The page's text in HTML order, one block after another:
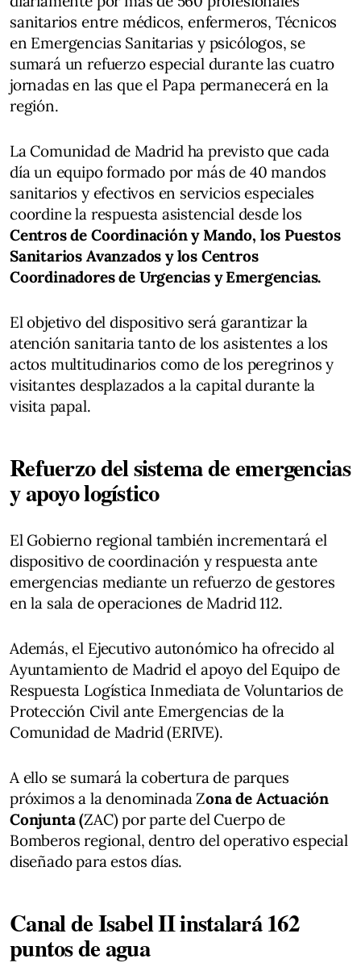
sanitarios entre médicos, enfermeros, Técnicos
en Emergencias Sanitarias y psicólogos, se
sumará un refuerzo especial durante las cuatro
jornadas en las que el Papa permanecerá en la
región.
La Comunidad de Madrid ha previsto que cada
día un equipo formado por más de 40 mandos
sanitarios y efectivos en servicios especiales
coordine la respuesta asistencial desde los
Centros de Coordinación y Mando, los Puestos
Sanitarios Avanzados y los Centros
Coordinadores de Urgencias y Emergencias.
El objetivo del dispositivo será garantizar la
atención sanitaria tanto de los asistentes a los
actos multitudinarios como de los peregrinos y
visitantes desplazados a la capital durante la
visita papal.
Refuerzo del sistema de emergencias
y apoyo logístico
El Gobierno regional también incrementará el
dispositivo de coordinación y respuesta ante
emergencias mediante un refuerzo de gestores
en la sala de operaciones de Madrid 112.
Además, el Ejecutivo autonómico ha ofrecido al
Ayuntamiento de Madrid el apoyo del Equipo de
Respuesta Logística Inmediata de Voluntarios de
Protección Civil ante Emergencias de la
Comunidad de Madrid (ERIVE).
A ello se sumará la cobertura de parques
próximos a la denominada Zona de Actuación
Conjunta (ZAC) por parte del Cuerpo de
Bomberos regional, dentro del operativo especial
diseñado para estos días.
Canal de Isabel II instalará 162
puntos de agua